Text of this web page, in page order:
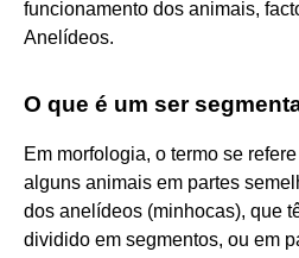
funcionamento dos animais,
Anelídeos.
O que é um ser
Em morfologia, o termo se
alguns animais em partes
dos anelídeos (minhocas), que
dividido em segmentos, ou em